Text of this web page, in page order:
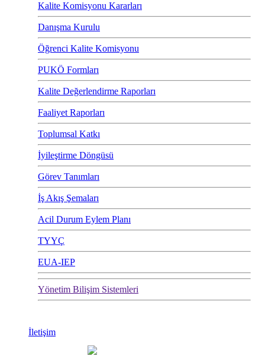
Kalite Komisyonu Kararları
Danışma Kurulu
Öğrenci Kalite Komisyonu
PUKÖ Formları
Kalite Değerlendirme Raporları
Faaliyet Raporları
Toplumsal Katkı
İyileştirme Döngüsü
Görev Tanımları
İş Akış Şemaları
Acil Durum Eylem Planı
TYYÇ
EUA-IEP
Yönetim Bilişim Sistemleri
İletişim